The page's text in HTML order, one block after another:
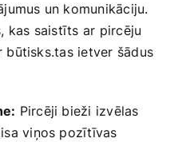
un komunikāciju.
kas saistīts ar pircēju
būtisks.tas ‍ietver šādus
Pircēji bieži ‌izvēlas
viņos pozītīvas